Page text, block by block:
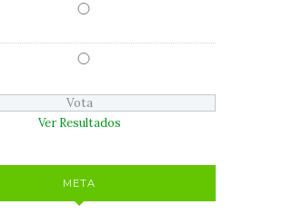
Ver Resultados
META